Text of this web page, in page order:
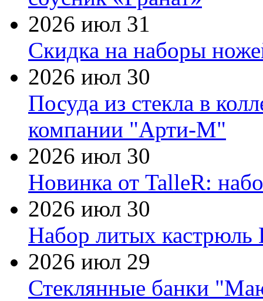
2026 июл 31
Скидка на наборы
2026 июл 30
Посуда из стекла в
компании "Арти-М"
2026 июл 30
Новинка от TalleR:
2026 июл 30
Набор литых кастрюль
2026 июл 29
Стеклянные банки